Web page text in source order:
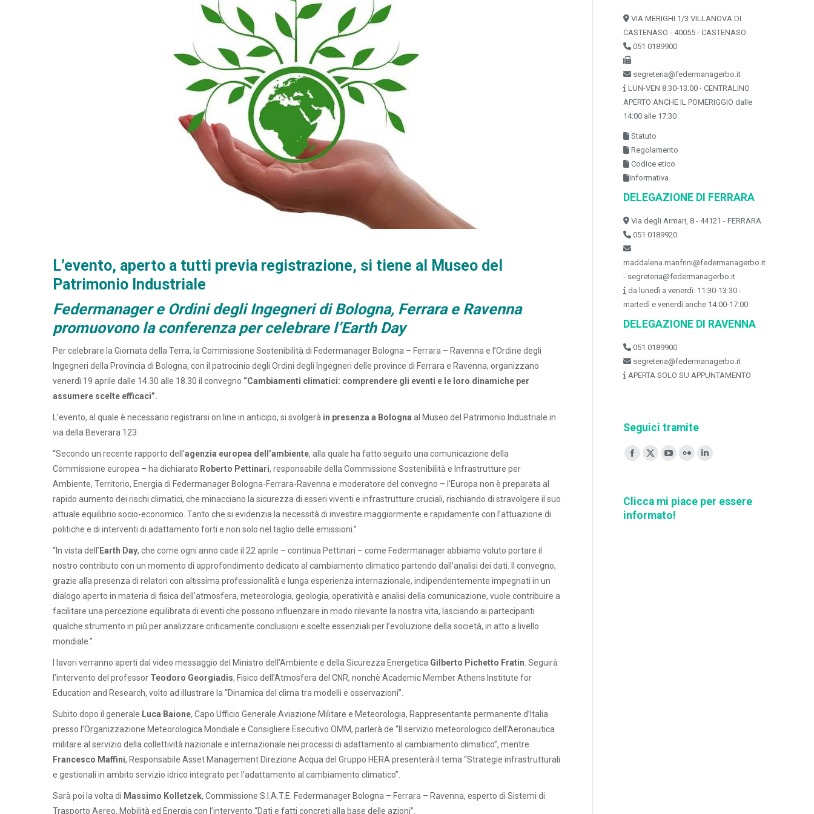
L’evento, aperto a tutti previa registrazione, si tiene al Museo del
Patrimonio Industriale
Federmanager e Ordini degli Ingegneri di Bologna, Ferrara e Ravenna
promuovono la conferenza per celebrare l’Earth Day
Per celebrare la Giornata della Terra, la Commissione Sostenibilità di Federmanager Bologna – Ferrara – Ravenna e l’Ordine degli
Ingegneri della Provincia di Bologna, con il patrocinio degli Ordini degli Ingegneri delle province di Ferrara e Ravenna, organizzano
venerdì 19 aprile dalle 14.30 alle 18.30 il convegno “Cambiamenti climatici: comprendere gli eventi e le loro dinamiche per
assumere scelte efficaci”.
L’evento, al quale è necessario registrarsi on line in anticipo, si svolgerà in presenza a Bologna al Museo del Patrimonio Industriale in
via della Beverara 123.
“Secondo un recente rapporto dell’agenzia europea dell’ambiente, alla quale ha fatto seguito una comunicazione della
Commissione europea – ha dichiarato Roberto Pettinari, responsabile della Commissione Sostenibilità e Infrastrutture per
Ambiente, Territorio, Energia di Federmanager Bologna-Ferrara-Ravenna e moderatore del convegno – l’Europa non è preparata al
rapido aumento dei rischi climatici, che minacciano la sicurezza di esseri viventi e infrastrutture cruciali, rischiando di stravolgere il suo
attuale equilibrio socio-economico. Tanto che si evidenzia la necessità di investire maggiormente e rapidamente con l’attuazione di
politiche e di interventi di adattamento forti e non solo nel taglio delle emissioni.”
“In vista dell’ Earth Day, che come ogni anno cade il 22 aprile – continua Pettinari – come Federmanager abbiamo voluto portare il
nostro contributo con un momento di approfondimento dedicato al cambiamento climatico partendo dall’analisi dei dati. Il convegno,
grazie alla presenza di relatori con altissima professionalità e lunga esperienza internazionale, indipendentemente impegnati in un
dialogo aperto in materia di fisica dell’atmosfera, meteorologia, geologia, operatività e analisi della comunicazione, vuole contribuire a
facilitare una percezione equilibrata di eventi che possono influenzare in modo rilevante la nostra vita, lasciando ai partecipanti
qualche strumento in più per analizzare criticamente conclusioni e scelte essenziali per l’evoluzione della società, in atto a livello
mondiale.”
I lavori verranno aperti dal video messaggio del Ministro dell’Ambiente e della Sicurezza Energetica Gilberto Pichetto Fratin. Seguirà
l’intervento del professor Teodoro Georgiadis, Fisico dell’Atmosfera del CNR, nonchè Academic Member Athens Institute for
Education and Research, volto ad illustrare la “Dinamica del clima tra modelli e osservazioni”.
Subito dopo il generale Luca Baione, Capo Ufficio Generale Aviazione Militare e Meteorologia, Rappresentante permanente d’Italia
presso l’Organizzazione Meteorologica Mondiale e Consigliere Esecutivo OMM, parlerà de “Il servizio meteorologico dell’Aeronautica
militare al servizio della collettività nazionale e internazionale nei processi di adattamento al cambiamento climatico”, mentre
Francesco Maffini, Responsabile Asset Management Direzione Acqua del Gruppo HERA presenterà il tema “Strategie infrastrutturali
e gestionali in ambito servizio idrico integrato per l’adattamento al cambiamento climatico”.
Sarà poi la volta di Massimo Kolletzek, Commissione S.I.A.T.E. Federmanager Bologna – Ferrara – Ravenna, esperto di Sistemi di
Trasporto Aereo, Mobilità ed Energia con l’intervento “Dati e fatti concreti alla base delle azioni”.
VIA MERIGHI 1/3 VILLANOVA DI
CASTENASO - 40055 - CASTENASO
051 0189900
segreteria@federmanagerbo.it
LUN-VEN 8:30-13:00 - CENTRALINO
APERTO ANCHE IL POMERIGGIO dalle
14:00 alle 17:30
Statuto
Regolamento
Codice etico
Informativa
DELEGAZIONE DI FERRARA
Via degli Armari, 8 - 44121 - FERRARA
051 0189920
maddalena.manfrini@federmanagerbo.it
- segreteria@federmanagerbo.it
da lunedì a venerdì: 11:30-13:30 -
martedì e venerdì anche 14:00-17:00
DELEGAZIONE DI RAVENNA
051 0189900
segreteria@federmanagerbo.it
APERTA SOLO SU APPUNTAMENTO
Seguici tramite
Ci puoi trovare su:
Facebook
in
X
in
YouTube
in
Flickr
in
Linkedin
in
Clicca mi piace per essere
informato!